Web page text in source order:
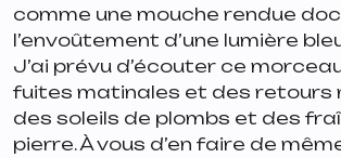
comme une mouche rendue
l’envoûtement d’une lumière
J’ai prévu d’écouter ce
fuites matinales et des retours
des soleils de plombs et des
pierre. À vous d’en faire de